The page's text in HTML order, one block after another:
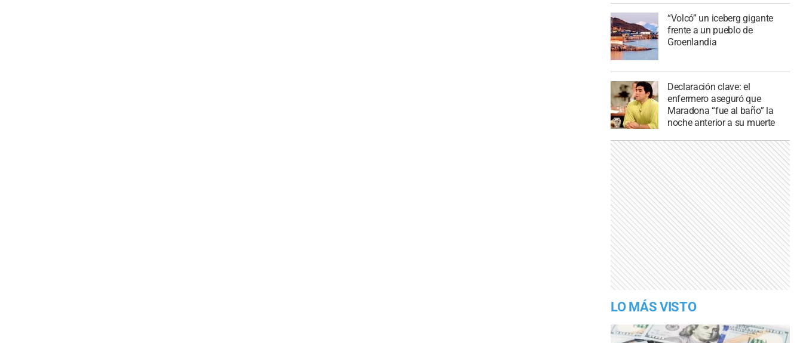
“Volcó” un iceberg gigante
frente a un pueblo de
Groenlandia
Declaración clave: el
enfermero aseguró que
Maradona “fue al baño” la
noche anterior a su muerte
LO MÁS VISTO